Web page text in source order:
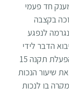
מזכה במענק חד פעמי
ומעלה מזכה בקצבה
לנפגע
הדבר לידי
ביטוי במסגרת המענק או הקצבה באמצעות הפעלת תקנה 15
שיעור הנכות
במקרה בו לנכות